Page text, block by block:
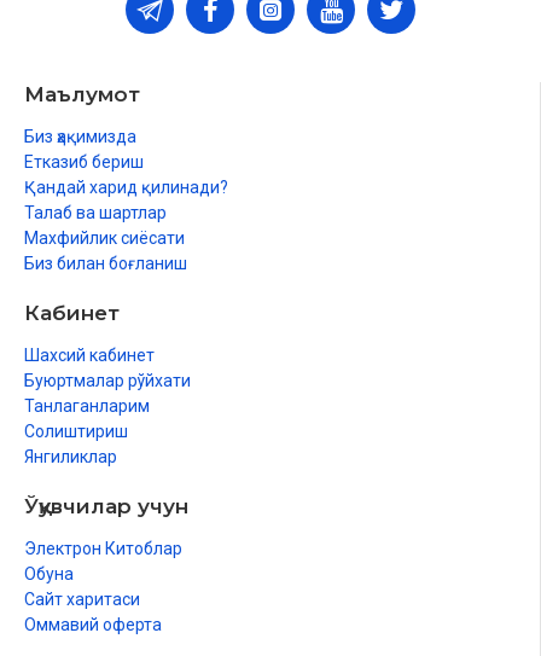
Маълумот
Биз ҳақимизда
Етказиб бериш
Қандай харид қилинади?
Талаб ва шартлар
Махфийлик сиёсати
Биз билан боғланиш
Кабинет
Шахсий кабинет
Буюртмалар рўйхати
Танлаганларим
Солиштириш
Янгиликлар
Ўқувчилар учун
Электрон Китоблар
Обуна
Сайт харитаси
Оммавий оферта